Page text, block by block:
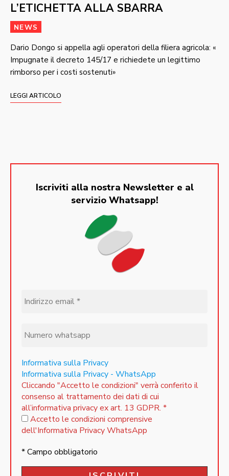
L’ETICHETTA ALLA SBARRA
NEWS
Dario Dongo si appella agli operatori della filiera agricola: «
Impugnate il decreto 145/17 e richiedete un legittimo
rimborso per i costi sostenuti»
LEGGI ARTICOLO
Iscriviti alla nostra Newsletter e al
servizio Whatsapp!
Informativa sulla Privacy
Informativa sulla Privacy - WhatsApp
Cliccando "Accetto le condizioni" verrà conferito il
consenso al trattamento dei dati di cui
all’informativa privacy ex art. 13 GDPR. *
Accetto le condizioni comprensive
dell'Informativa Privacy WhatsApp
* Campo obbligatorio